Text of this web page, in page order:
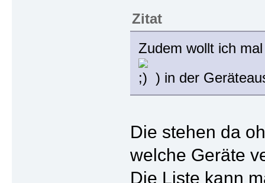
Zitat
Zudem wollt ich
) in der
Die stehen da
welche Geräte
Die Liste kann